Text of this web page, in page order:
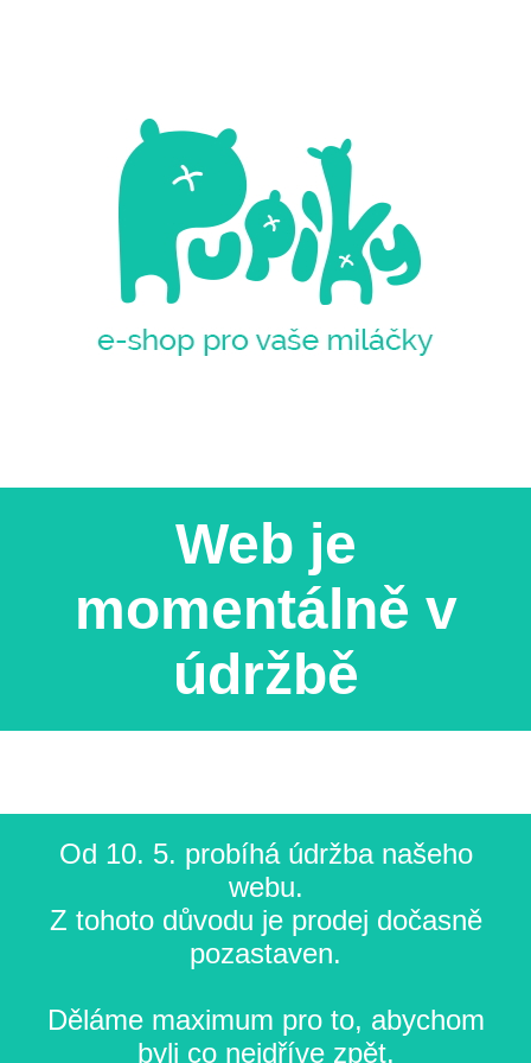
Web je
momentálně v
údržbě
Od 10. 5. probíhá údržba našeho
webu.
Z tohoto důvodu je prodej dočasně
pozastaven.
Děláme maximum pro to, abychom
byli co nejdříve zpět.